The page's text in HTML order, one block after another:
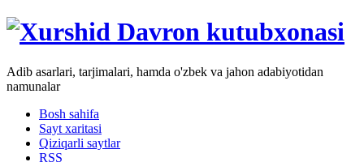
Adib asarlari, tarjimalari, hamda o'zbek va jahon adabiyotidan
namunalar
Bosh sahifa
Sayt xaritasi
Qiziqarli saytlar
RSS